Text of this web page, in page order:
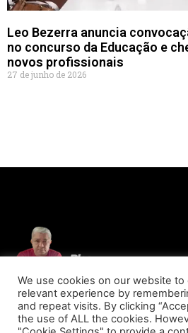
Leo Bezerra anuncia
no concurso da Educação e
novos profissionais
27 de junho de 2026
We use cookies on our website
relevant experience by
and repeat visits. By clicking
the use of ALL the cookies.